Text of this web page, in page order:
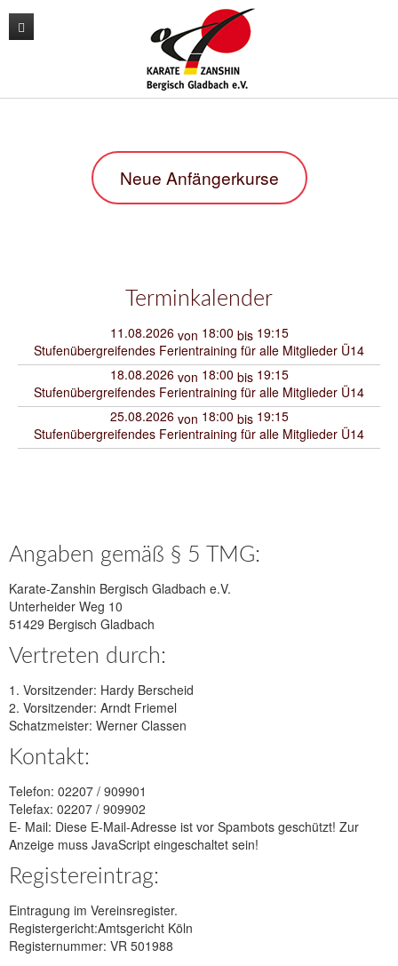
Unsere Trainer
Mitglieder-werben-Mitglieder
Downloads / Anmeldeformular
Neue Anfängerkurse
Terminkalender
11.08.2026von 18:00 bis 19:15
Stufenübergreifendes Ferientraining für alle Mitglieder Ü14
18.08.2026von 18:00 bis 19:15
Stufenübergreifendes Ferientraining für alle Mitglieder Ü14
25.08.2026von 18:00 bis 19:15
Stufenübergreifendes Ferientraining für alle Mitglieder Ü14
Angaben gemäß § 5 TMG:
Karate-Zanshin Bergisch Gladbach e.V.
Unterheider Weg 10
51429 Bergisch Gladbach
Vertreten durch:
1. Vorsitzender: Hardy Berscheid
2. Vorsitzender: Arndt Friemel
Schatzmeister: Werner Classen
Kontakt:
Telefon: 02207 / 909901
Telefax: 02207 / 909902
E- Mail: Diese E-Mail-Adresse ist vor Spambots geschützt! Zur
Anzeige muss JavaScript eingeschaltet sein!
Registereintrag:
Eintragung im Vereinsregister.
Registergericht:Amtsgericht Köln
Registernummer: VR 501988